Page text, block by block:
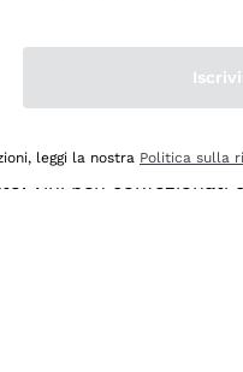
Vini ben
leggi la nostra Politica sulla